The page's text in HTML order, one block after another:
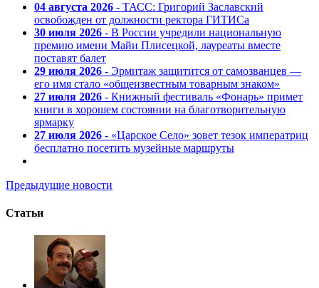
04 августа 2026 - ТАСС: Григорий Заславский
освобожден от должности ректора ГИТИСа
30 июля 2026 - В России учредили национальную
премию имени Майи Плисецкой, лауреаты вместе
поставят балет
29 июля 2026 - Эрмитаж защитится от самозванцев —
его имя стало «общеизвестным товарным знаком»
27 июля 2026 - Книжный фестиваль «Фонарь» примет
книги в хорошем состоянии на благотворительную
ярмарку
27 июля 2026 - «Царское Село» зовет тезок императриц
бесплатно посетить музейные маршруты
Предыдущие новости
Статьи